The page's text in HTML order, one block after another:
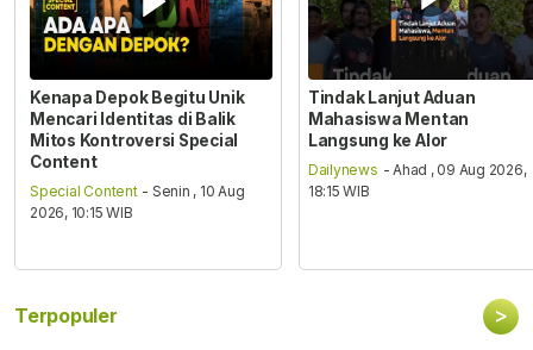
Kenapa Depok Begitu Unik
Mencari Identitas di Balik
Mitos Kontroversi Special
Content
Special Content - Senin , 10 Aug
2026, 10:15 WIB
Tindak Lanjut Aduan
Mahasiswa Mentan
Langsung ke Alor
Dailynews - Ahad , 09 Aug 2026,
18:15 WIB
Terpopuler >